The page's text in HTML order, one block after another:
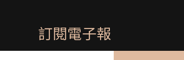
訂閱電子報